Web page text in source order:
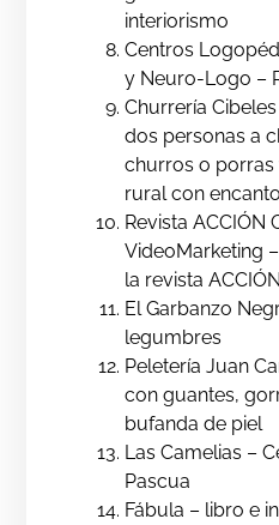
interiorismo
Centros
y Neuro-Logo –
Churrería
dos personas a
churros o porras
rural con encanto
Revista ACCIÓN
VideoMarketing
la revista ACCIÓN
El Garbanzo
legumbres
Peletería Juan
con guantes,
bufanda de piel
Las Camelias –
Pascua
Fábula – libro e